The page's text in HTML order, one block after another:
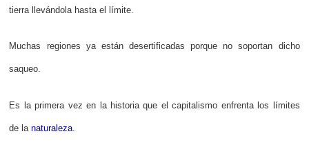
tierra llevándola hasta el límite.
Muchas regiones ya están desertificadas porque no soportan dicho
saqueo.
Es la primera vez en la historia que el capitalismo enfrenta los límites
de lanaturaleza